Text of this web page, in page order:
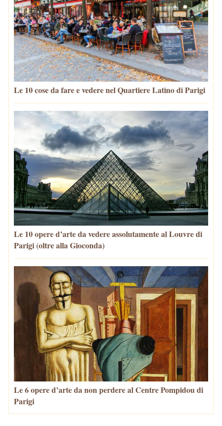
Le 10 cose da fare e vedere nel Quartiere Latino di Parigi
Le 10 opere d’arte da vedere assolutamente al Louvre di
Parigi (oltre alla Gioconda)
Le 6 opere d’arte da non perdere al Centre Pompidou di
Parigi